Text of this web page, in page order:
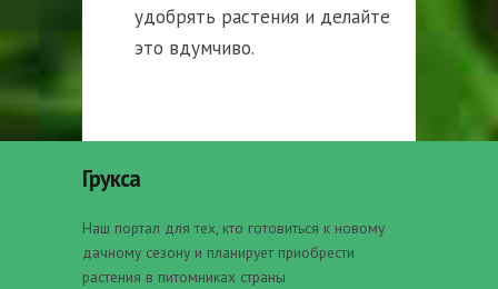
удобрять растения и делайте
это вдумчиво.
Грукса
Наш портал для тех, кто готовиться к новому
дачному сезону и планирует приобрести
растения в питомниках страны